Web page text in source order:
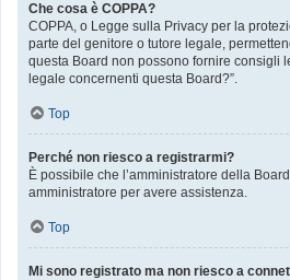
Che cosa è COPPA?
COPPA, o Legge sulla Privacy per la
parte del genitore o tutore legale,
questa Board non possono fornire consigli
legale concernenti questa Board?”.
Top
Perché non riesco a registrarmi?
È possibile che l’amministratore della
amministratore per avere assistenza.
Top
Mi sono registrato ma non riesco a